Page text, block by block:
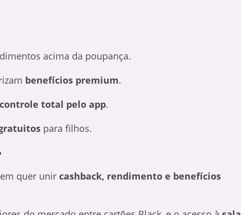
acima da poupança.
benefícios premium.
total pelo app.
para filhos.
quer unir cashback, rendimento e benefícios